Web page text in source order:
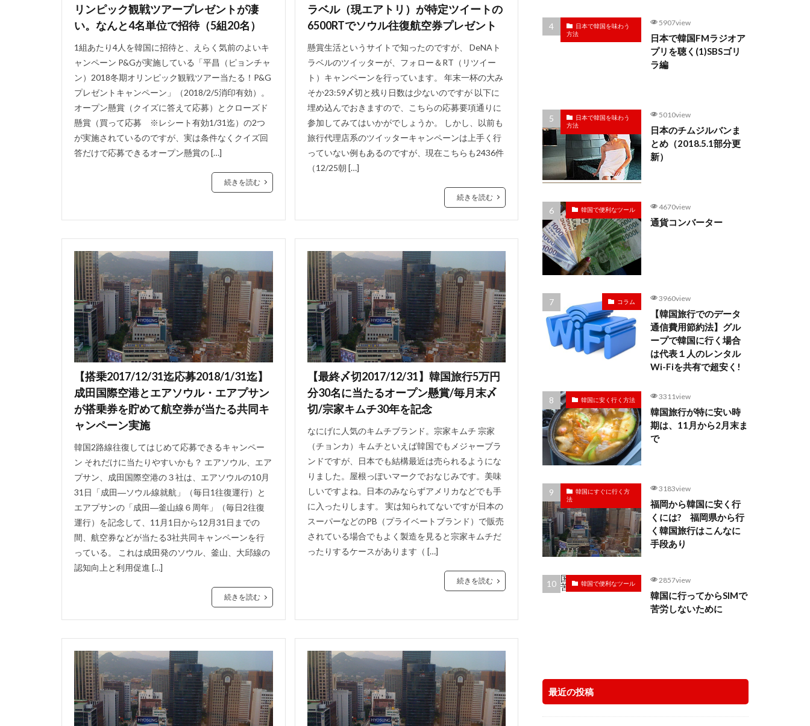
リンピック観戦ツアープレゼントが凄
い。なんと4名単位で招待（5組20名）
1組あたり4人を韓国に招待と、えらく気前のよいキ
ャンペーン P&Gが実施している「平昌（ピョンチャ
ン）2018冬期オリンピック観戦ツアー当たる！P&G
プレゼントキャンペーン」（2018/2/5消印有効）。
オープン懸賞（クイズに答えて応募）とクローズド
懸賞（買って応募 ※レシート有効1/31迄）の2つ
が実施されているのですが、実は条件なくクイズ回
答だけで応募できるオープン懸賞の […]
続きを読む
ラベル（現エアトリ）が特定ツイートの
6500RTでソウル往復航空券プレゼント
懸賞生活というサイトで知ったのですが、 DeNAト
ラベルのツイッターが、フォロー＆RT（リツイー
ト）キャンペーンを行っています。 年末一杯の大み
そか23:59〆切と残り日数は少ないのですが 以下に
埋め込んでおきますので、こちらの応募要項通りに
参加してみてはいかがでしょうか。 しかし、以前も
旅行代理店系のツイッターキャンペーンは上手く行
っていない例もあるのですが、現在こちらも2436件
（12/25朝 […]
続きを読む
【搭乗2017/12/31迄応募2018/1/31迄】
成田国際空港とエアソウル・エアプサン
が搭乗券を貯めて航空券が当たる共同キ
ャンペーン実施
韓国2路線往復してはじめて応募できるキャンペー
ン それだけに当たりやすいかも？ エアソウル、エア
プサン、成田国際空港の３社は、エアソウルの10月
31日「成田―ソウル線就航」（毎日1往復運行）と
エアプサンの「成田―釜山線６周年」（毎日2往復
運行）を記念して、11月1日から12月31日までの
間、航空券などが当たる3社共同キャンペーンを行
っている。 これは成田発のソウル、釜山、大邱線の
認知向上と利用促進 […]
続きを読む
【最終〆切2017/12/31】韓国旅行5万円
分30名に当たるオープン懸賞/毎月末〆
切/宗家キムチ30年を記念
なにげに人気のキムチブランド。宗家キムチ 宗家
（チョンカ）キムチといえば韓国でもメジャーブラ
ンドですが、日本でも結構最近は売られるようにな
りました。屋根っぽいマークでおなじみです。美味
しいですよね。日本のみならずアメリカなどでも手
に入ったりします。 実は知られてないですが日本の
スーパーなどのPB（プライベートブランド）で販売
されている場合でもよく製造を見ると宗家キムチだ
ったりするケースがあります（ […]
続きを読む
日本で韓国を味わう
方法
5907view
日本で韓国FMラジオア
プリを聴く(1)SBSゴリ
ラ編
日本で韓国を味わう
方法
5010view
日本のチムジルバンま
とめ（2018.5.1部分更
新）
韓国で便利なツール 4670view
通貨コンバーター
コラム 3960view
【韓国旅行でのデータ
通信費用節約法】グル
ープで韓国に行く場合
は代表１人のレンタル
Wi-Fiを共有で超安く!
韓国に安く行く方法 3311view
韓国旅行が特に安い時
期は、11月から2月末ま
で
韓国にすぐに行く方
法
3183view
福岡から韓国に安く行
くには? 福岡県から行
く韓国旅行はこんなに
手段あり
韓国で便利なツール 2857view
韓国に行ってからSIMで
苦労しないために
最近の投稿